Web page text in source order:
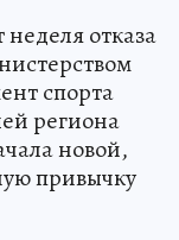
неделя отказа
спорта
региона
новой,
привычку